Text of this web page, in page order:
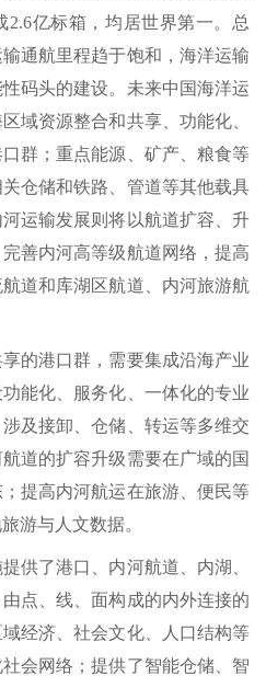
2.6亿标箱，均居世界第一。总
通航里程趋于饱和，海洋运输
码头的建设。未来中国海洋运
域资源整合和共享、功能化、
群；重点能源、矿产、粮食等
仓储和铁路、管道等其他载具
运输发展则将以航道扩容、升
善内河高等级航道网络，提高
道和库湖区航道、内河旅游航
的港口群，需要集成沿海产业
能化、服务化、一体化的专业
及接卸、仓储、转运等多维交
道的扩容升级需要在广域的国
提高内河航运在旅游、便民等
游与人文数据。
供了港口、内河航道、内湖、
点、线、面构成的内外连接的
经济、社会文化、人口结构等
会网络；提供了智能仓储、智